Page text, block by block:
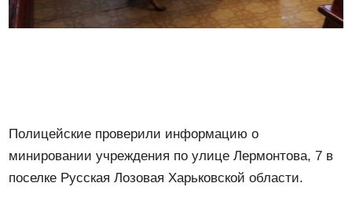
Полицейские проверили информацию о
минировании учреждения по улице Лермонтова, 7 в
поселке Русская Лозовая Харьковской области.